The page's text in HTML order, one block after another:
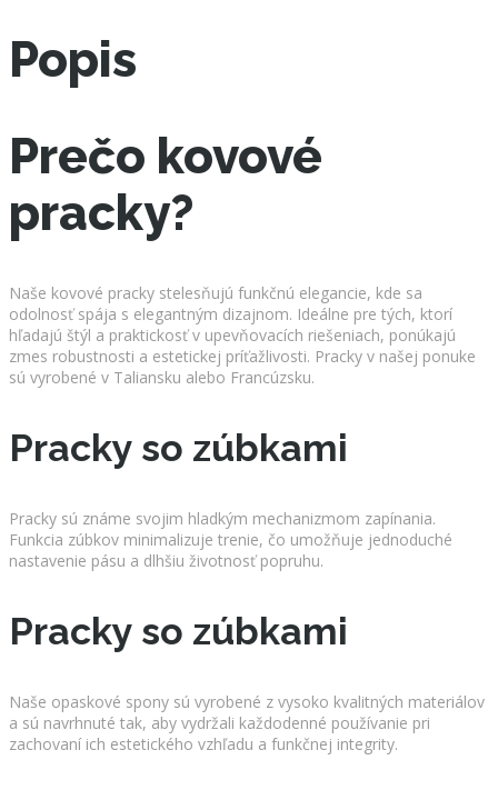
Popis
Prečo kovové
pracky?
Naše kovové pracky stelesňujú funkčnú elegancie, kde sa
odolnosť spája s elegantným dizajnom. Ideálne pre tých, ktorí
hľadajú štýl a praktickosť v upevňovacích riešeniach, ponúkajú
zmes robustnosti a estetickej príťažlivosti. Pracky v našej ponuke
sú vyrobené v Taliansku alebo Francúzsku.
Pracky so zúbkami
Pracky sú známe svojim hladkým mechanizmom zapínania.
Funkcia zúbkov minimalizuje trenie, čo umožňuje jednoduché
nastavenie pásu a dlhšiu životnosť popruhu.
Pracky so zúbkami
Naše opaskové spony sú vyrobené z vysoko kvalitných materiálov
a sú navrhnuté tak, aby vydržali každodenné používanie pri
zachovaní ich estetického vzhľadu a funkčnej integrity.